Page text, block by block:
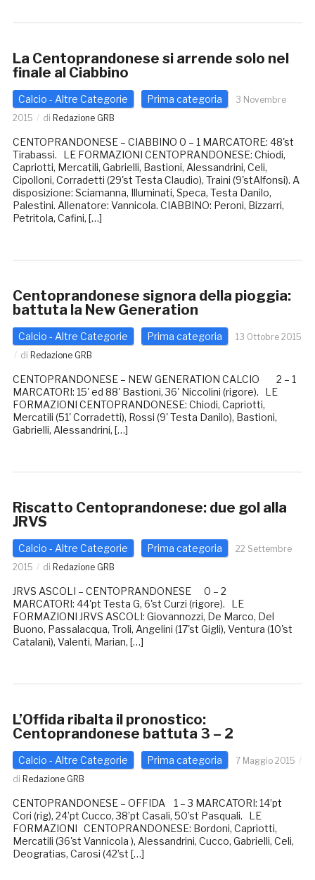
La Centoprandonese si arrende solo nel
finale al Ciabbino
Calcio - Altre Categorie Prima categoria
3 Novembre
2015
di Redazione GRB
CENTOPRANDONESE – CIABBINO 0 – 1 MARCATORE: 48'st
Tirabassi. LE FORMAZIONI CENTOPRANDONESE: Chiodi,
Capriotti, Mercatili, Gabrielli, Bastioni, Alessandrini, Celi,
Cipolloni, Corradetti (29'st Testa Claudio), Traini (9'stAlfonsi). A
disposizione: Sciamanna, Illuminati, Speca, Testa Danilo,
Palestini. Allenatore: Vannicola. CIABBINO: Peroni, Bizzarri,
Petritola, Cafini, […]
Centoprandonese signora della pioggia:
battuta la New Generation
Calcio - Altre Categorie Prima categoria
13 Ottobre 2015
di Redazione GRB
CENTOPRANDONESE – NEW GENERATION CALCIO 2 – 1
MARCATORI: 15' ed 88' Bastioni, 36' Niccolini (rigore). LE
FORMAZIONI CENTOPRANDONESE: Chiodi, Capriotti,
Mercatili (51' Corradetti), Rossi (9' Testa Danilo), Bastioni,
Gabrielli, Alessandrini, […]
Riscatto Centoprandonese: due gol alla
JRVS
Calcio - Altre Categorie Prima categoria
22 Settembre
2015
di Redazione GRB
JRVS ASCOLI – CENTOPRANDONESE 0 – 2
MARCATORI: 44'pt Testa G, 6'st Curzi (rigore). LE
FORMAZIONI JRVS ASCOLI: Giovannozzi, De Marco, Del
Buono, Passalacqua, Troli, Angelini (17'st Gigli), Ventura (10'st
Catalani), Valenti, Marian, […]
L’Offida ribalta il pronostico:
Centoprandonese battuta 3 – 2
Calcio - Altre Categorie Prima categoria
7 Maggio 2015
di Redazione GRB
CENTOPRANDONESE – OFFIDA 1 – 3 MARCATORI: 14’pt
Cori (rig), 24’pt Cucco, 38’pt Casali, 50’st Pasquali. LE
FORMAZIONI CENTOPRANDONESE: Bordoni, Capriotti,
Mercatili (36'st Vannicola ), Alessandrini, Cucco, Gabrielli, Celi,
Deogratias, Carosi (42’st […]